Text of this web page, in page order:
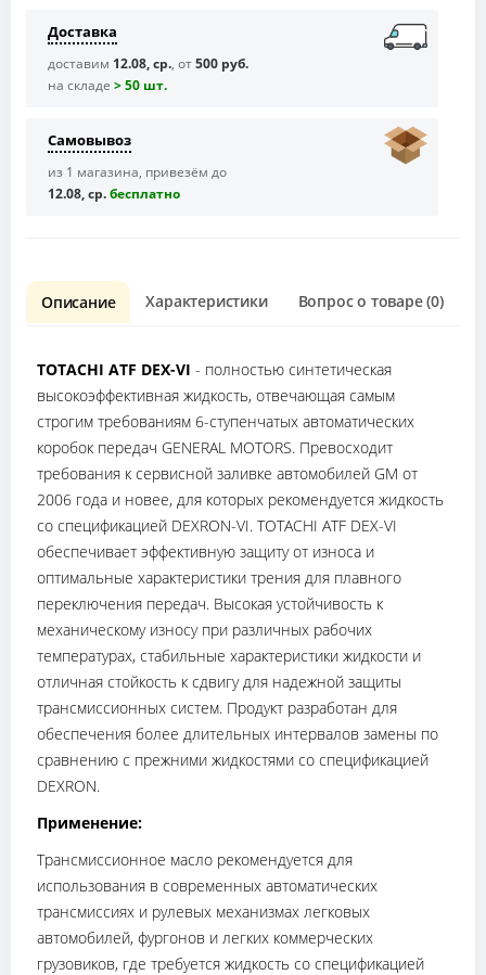
Доставка
доставим 12.08, ср., от500 руб.
на складе > 50 шт.
Самовывоз
из 1 магазина, привезём до
12.08, ср.бесплaтно
Описание Характеристики Вопрос о товаре (0)
TOTACHI ATF DEX-VI - полностью синтетическая
высокоэффективная жидкость, отвечающая самым
строгим требованиям 6-ступенчатых автоматических
коробок передач GENERAL MOTORS. Превосходит
требования к сервисной заливке автомобилей GM от
2006 года и новее, для которых рекомендуется жидкость
со спецификацией DEXRON-VI. TOTACHI ATF DEX-VI
обеспечивает эффективную защиту от износа и
оптимальные характеристики трения для плавного
переключения передач. Высокая устойчивость к
механическому износу при различных рабочих
температурах, стабильные характеристики жидкости и
отличная стойкость к сдвигу для надежной защиты
трансмиссионных систем. Продукт разработан для
обеспечения более длительных интервалов замены по
сравнению с прежними жидкостями со спецификацией
DEXRON.
Применение:
Трансмиссионное масло рекомендуется для
использования в современных автоматических
трансмиссиях и рулевых механизмах легковых
автомобилей, фургонов и легких коммерческих
грузовиков, где требуется жидкость со спецификацией